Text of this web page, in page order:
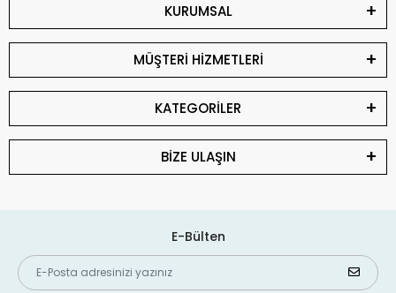
KURUMSAL
MÜŞTERİ HİZMETLERİ
KATEGORİLER
BİZE ULAŞIN
E-Bülten